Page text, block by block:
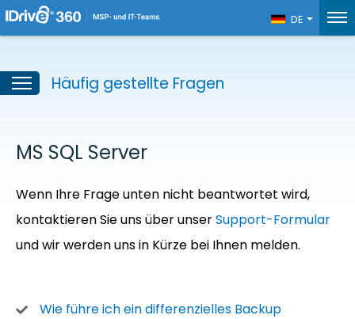
DE
Häufig gestellte Fragen
MS SQL Server
Wenn Ihre Frage unten nicht beantwortet wird,
kontaktieren Sie uns über unserSupport-Formular
und wir werden uns in Kürze bei Ihnen melden.
Wie führe ich ein differenzielles Backup